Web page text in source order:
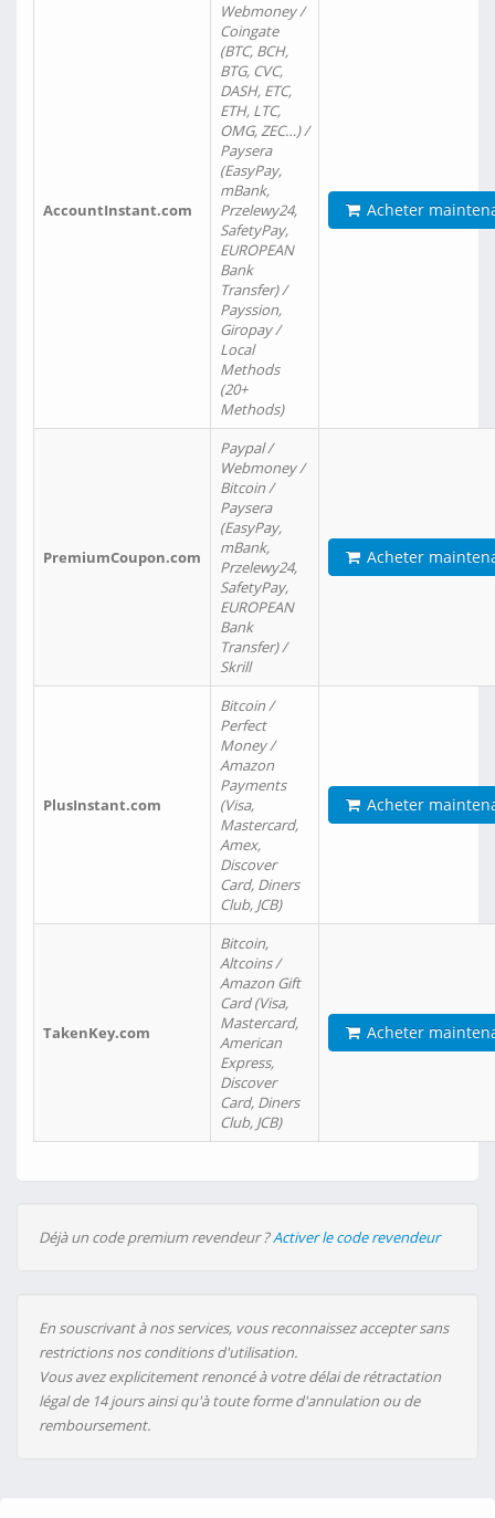
AccountInstant.com
Webmoney /
Coingate
(BTC, BCH,
BTG, CVC,
DASH, ETC,
ETH, LTC,
OMG, ZEC…) /
Paysera
(EasyPay,
mBank,
Przelewy24,
SafetyPay,
EUROPEAN
Bank
Transfer) /
Payssion,
Giropay /
Local
Methods
(20+
Methods)
Acheter
PremiumCoupon.com
Paypal /
Webmoney /
Bitcoin /
Paysera
(EasyPay,
mBank,
Przelewy24,
SafetyPay,
EUROPEAN
Bank
Transfer) /
Skrill
Acheter
PlusInstant.com
Bitcoin /
Perfect
Money /
Amazon
Payments
(Visa,
Mastercard,
Amex,
Discover
Card, Diners
Club, JCB)
Acheter
TakenKey.com
Bitcoin,
Altcoins /
Amazon Gift
Card (Visa,
Mastercard,
American
Express,
Discover
Card, Diners
Club, JCB)
Acheter
Déjà un code premium revendeur ?Activer le code revendeur
En souscrivant à nos services, vous reconnaissez accepter sans
restrictions nos conditions d'utilisation.
Vous avez explicitement renoncé à votre délai de rétractation
légal de 14 jours ainsi qu'à toute forme d'annulation ou de
remboursement.